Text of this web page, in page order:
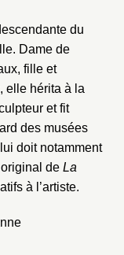
du
Dame de
fille et
elle hérita à la
et fit
des musées
doit notamment
de La
à l’artiste.